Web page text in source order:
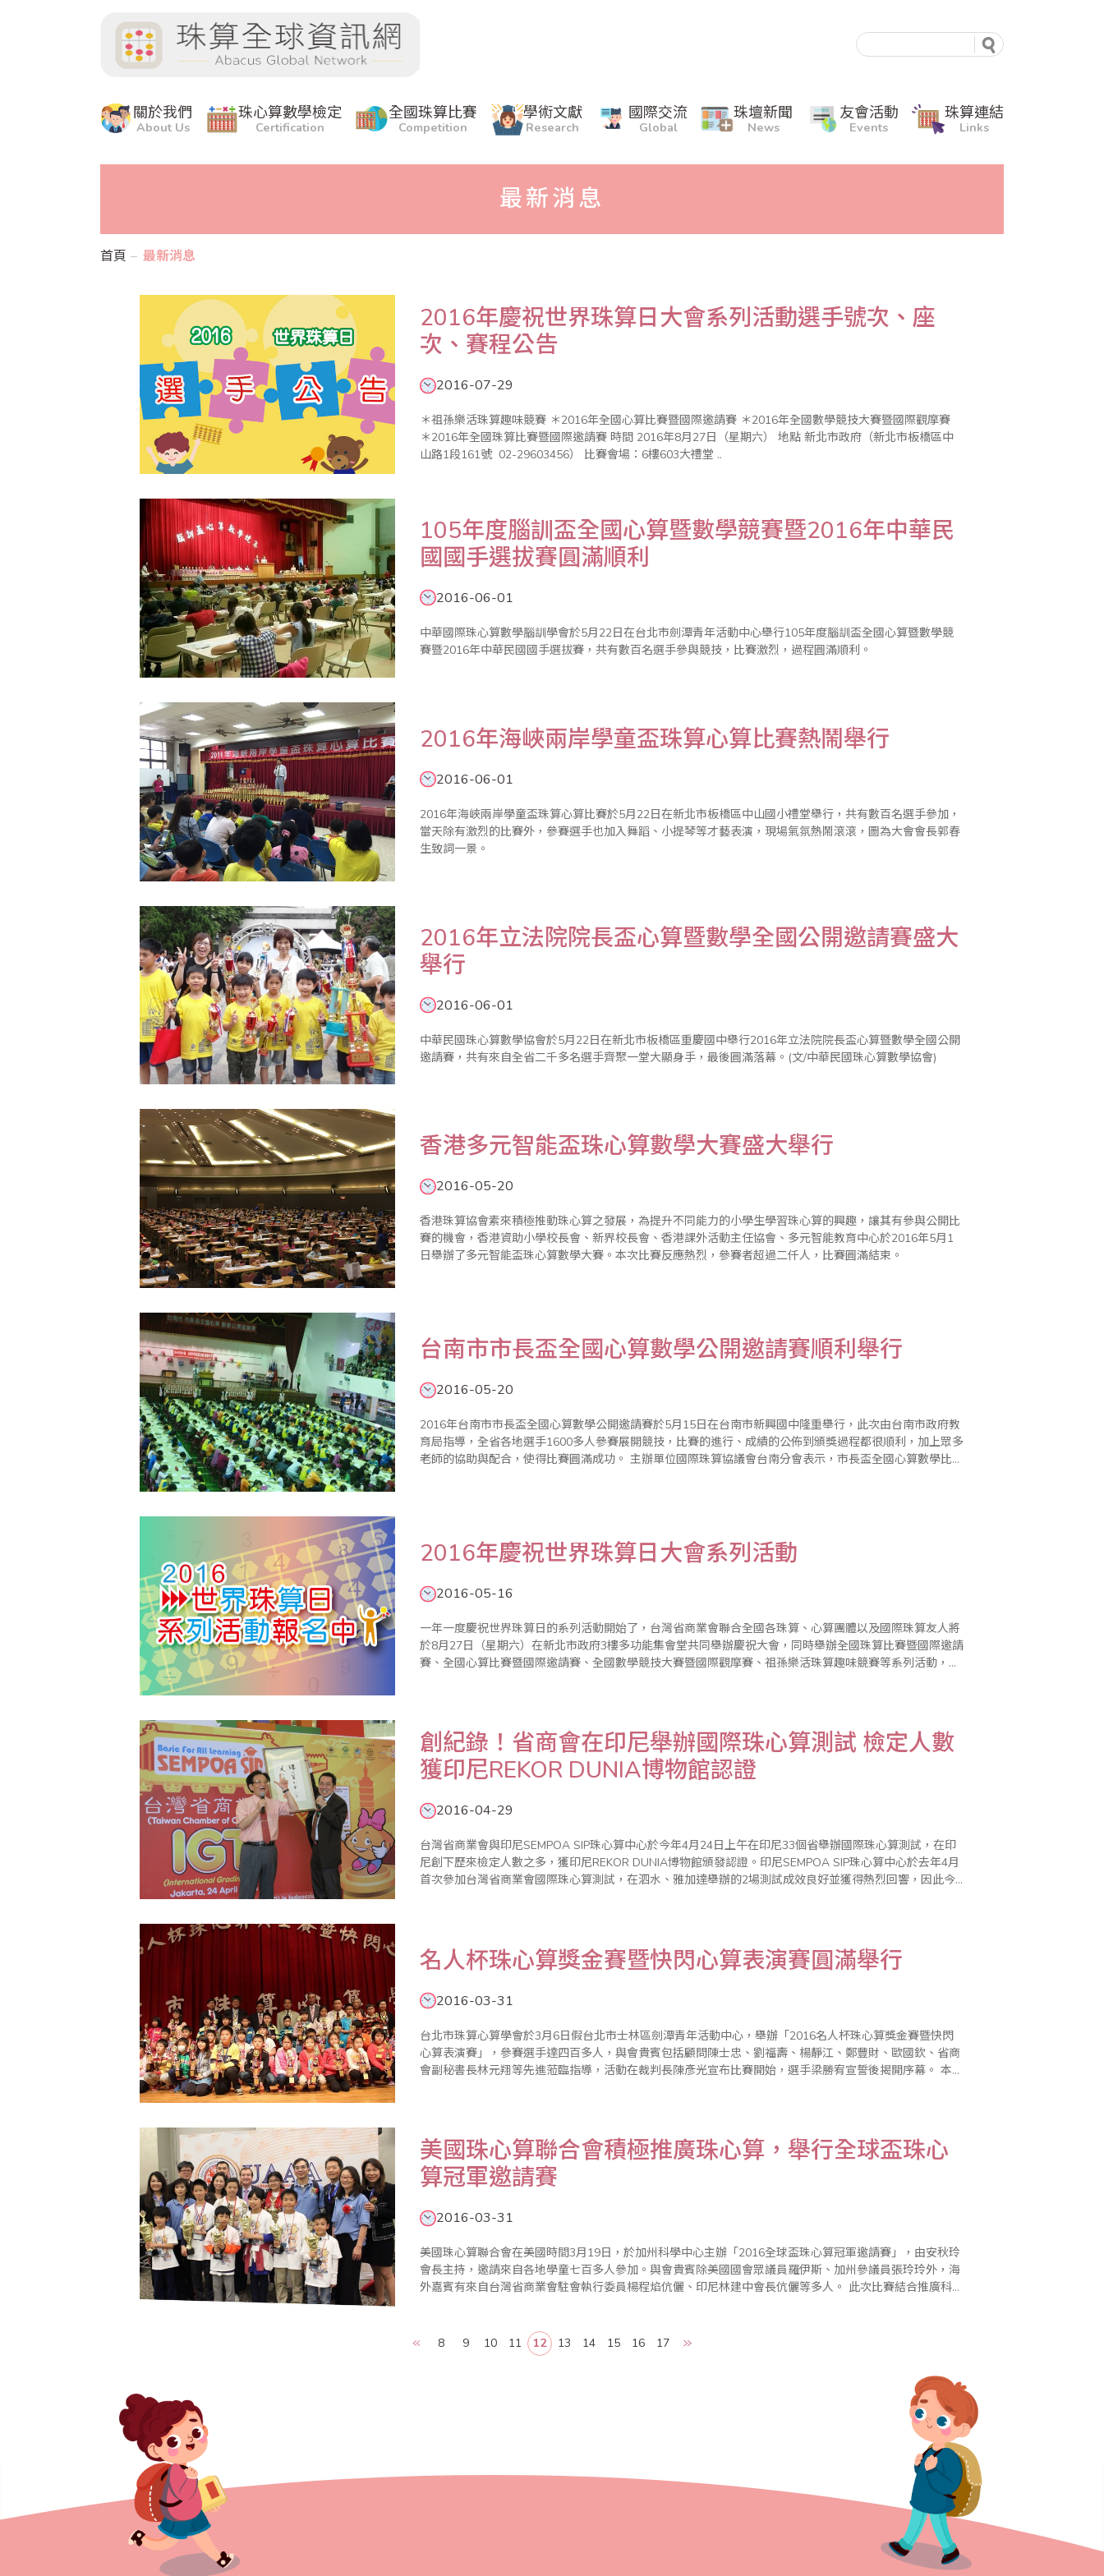
關於我們
About Us
珠心算數學檢定
Certification
全國珠算比賽
Competition
學術文獻
Research
國際交流
Global
珠壇新聞
News
友會活動
Events
珠算連結
Links
最新消息
首頁 最新消息
2016年慶祝世界珠算日大會系列活動選手號次、座
次、賽程公告
2016-07-29
＊祖孫樂活珠算趣味競賽 ＊2016年全國心算比賽暨國際邀請賽 ＊2016年全國數學競技大賽暨國際觀摩賽
＊2016年全國珠算比賽暨國際邀請賽 時間 2016年8月27日（星期六） 地點 新北市政府（新北市板橋區中
山路1段161號 02-29603456） 比賽會場：6樓603大禮堂 ..
105年度腦訓盃全國心算暨數學競賽暨2016年中華民
國國手選拔賽圓滿順利
2016-06-01
中華國際珠心算數學腦訓學會於5月22日在台北市劍潭青年活動中心舉行105年度腦訓盃全國心算暨數學競
賽暨2016年中華民國國手選拔賽，共有數百名選手參與競技，比賽激烈，過程圓滿順利。
2016年海峽兩岸學童盃珠算心算比賽熱鬧舉行
2016-06-01
2016年海峽兩岸學童盃珠算心算比賽於5月22日在新北市板橋區中山國小禮堂舉行，共有數百名選手參加，
當天除有激烈的比賽外，參賽選手也加入舞蹈、小提琴等才藝表演，現場氣氛熱鬧滾滾，圖為大會會長郭春
生致詞一景。
2016年立法院院長盃心算暨數學全國公開邀請賽盛大
舉行
2016-06-01
中華民國珠心算數學協會於5月22日在新北市板橋區重慶國中舉行2016年立法院院長盃心算暨數學全國公開
邀請賽，共有來自全省二千多名選手齊聚一堂大顯身手，最後圓滿落幕。(文/中華民國珠心算數學協會)
香港多元智能盃珠心算數學大賽盛大舉行
2016-05-20
香港珠算協會素來積極推動珠心算之發展，為提升不同能力的小學生學習珠心算的興趣，讓其有參與公開比
賽的機會，香港資助小學校長會、新界校長會、香港課外活動主任協會、多元智能教育中心於2016年5月1
日舉辦了多元智能盃珠心算數學大賽。本次比賽反應熱烈，參賽者超過二仟人，比賽圓滿結束。
台南市市長盃全國心算數學公開邀請賽順利舉行
2016-05-20
2016年台南市市長盃全國心算數學公開邀請賽於5月15日在台南市新興國中隆重舉行，此次由台南市政府教
育局指導，全省各地選手1600多人參賽展開競技，比賽的進行、成績的公佈到頒獎過程都很順利，加上眾多
老師的協助與配合，使得比賽圓滿成功。 主辦單位國際珠算協議會台南分會表示，市長盃全國心算數學比
2016年慶祝世界珠算日大會系列活動
2016-05-16
一年一度慶祝世界珠算日的系列活動開始了，台灣省商業會聯合全國各珠算、心算團體以及國際珠算友人將
於8月27日（星期六）在新北市政府3樓多功能集會堂共同舉辦慶祝大會，同時舉辦全國珠算比賽暨國際邀請
賽、全國心算比賽暨國際邀請賽、全國數學競技大賽暨國際觀摩賽、祖孫樂活珠算趣味競賽等系列活動，歡
創紀錄！省商會在印尼舉辦國際珠心算測試 檢定人數
獲印尼REKOR DUNIA博物館認證
2016-04-29
台灣省商業會與印尼SEMPOA SIP珠心算中心於今年4月24日上午在印尼33個省舉辦國際珠心算測試，在印
尼創下歷來檢定人數之多，獲印尼REKOR DUNIA博物館頒發認證。印尼SEMPOA SIP珠心算中心於去年4月
首次參加台灣省商業會國際珠心算測試，在泗水、雅加達舉辦的2場測試成效良好並獲得熱烈回響，因此今
名人杯珠心算獎金賽暨快閃心算表演賽圓滿舉行
2016-03-31
台北市珠算心算學會於3月6日假台北市士林區劍潭青年活動中心，舉辦「2016名人杯珠心算獎金賽暨快閃
心算表演賽」，參賽選手達四百多人，與會貴賓包括顧問陳士忠、劉福壽、楊靜江、鄭豐財、歐國欽、省商
會副秘書長林元翔等先進蒞臨指導，活動在裁判長陳彥光宣布比賽開始，選手梁勝宥宣誓後揭開序幕。 本次
美國珠心算聯合會積極推廣珠心算，舉行全球盃珠心
算冠軍邀請賽
2016-03-31
美國珠心算聯合會在美國時間3月19日，於加州科學中心主辦「2016全球盃珠心算冠軍邀請賽」，由安秋玲
會長主持，邀請來自各地學童七百多人參加。與會貴賓除美國國會眾議員羅伊斯、加州參議員張玲玲外，海
外嘉賓有來自台灣省商業會駐會執行委員楊程焰伉儷、印尼林建中會長伉儷等多人。 此次比賽結合推廣科學
8
9 10 11 12 13 14 15 16 17